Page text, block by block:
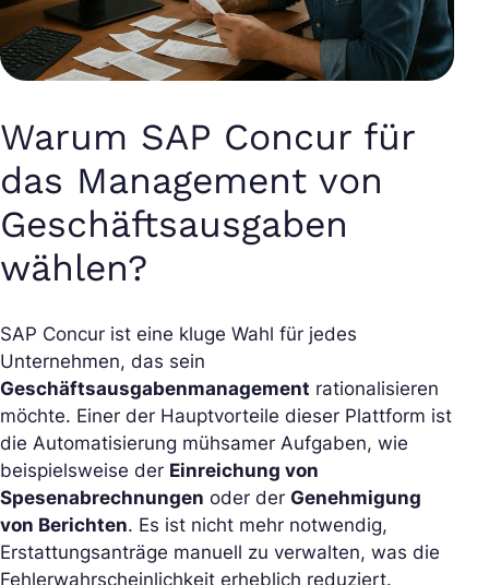
Warum SAP Concur für
das Management von
Geschäftsausgaben
wählen?
SAP Concur ist eine kluge Wahl für jedes
Unternehmen, das sein
Geschäftsausgabenmanagement rationalisieren
möchte. Einer der Hauptvorteile dieser Plattform ist
die Automatisierung mühsamer Aufgaben, wie
beispielsweise der Einreichung von
Spesenabrechnungen oder der Genehmigung
von Berichten. Es ist nicht mehr notwendig,
Erstattungsanträge manuell zu verwalten, was die
Fehlerwahrscheinlichkeit erheblich reduziert.